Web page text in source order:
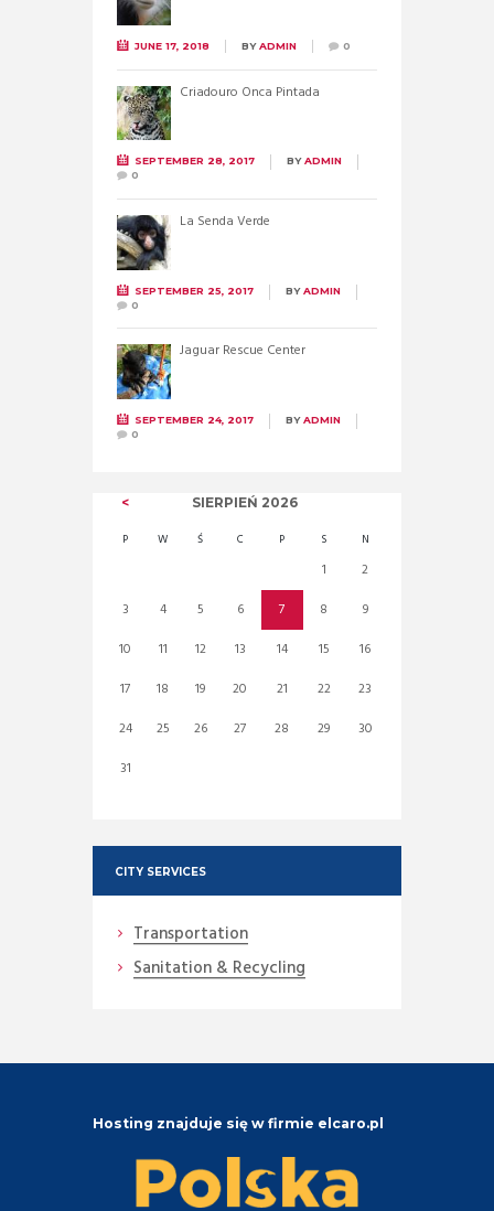
JUNE 17, 2018 BYADMIN 0
Criadouro Onca Pintada
SEPTEMBER 28, 2017 BYADMIN
0
La Senda Verde
SEPTEMBER 25, 2017 BYADMIN
0
Jaguar Rescue Center
SEPTEMBER 24, 2017 BYADMIN
0
SIERPIEŃ 2026
P W Ś C P S N
1
2
3
4 5 6 7 8
9
10
11 12 13 14 15
16
17
18 19 20 21 22
23
24
25 26 27 28 29
30
31
CITY SERVICES
Transportation
Sanitation & Recycling
Hosting znajduje się w firmie elcaro.pl